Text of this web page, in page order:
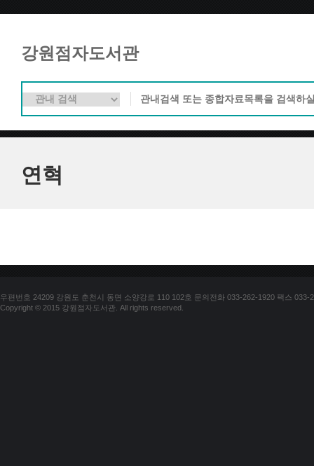
강원점자도서관
연혁
우편번호 24209 강원도 춘천시 동면 소양강로 110 102호 문의전화 033-262-1920 팩스 033-
Copyright © 2015 강원점자도서관. All rights reserved.